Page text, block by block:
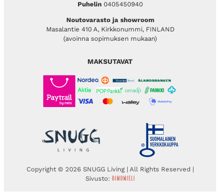
Puhelin 0405450940
Noutovarasto ja showroom
Masalantie 410 A, Kirkkonummi, FINLAND
(avoinna sopimuksen mukaan)
MAKSUTAVAT
Copyright © 2026 SNUGG Living | All Rights Reserved |
Sivusto: